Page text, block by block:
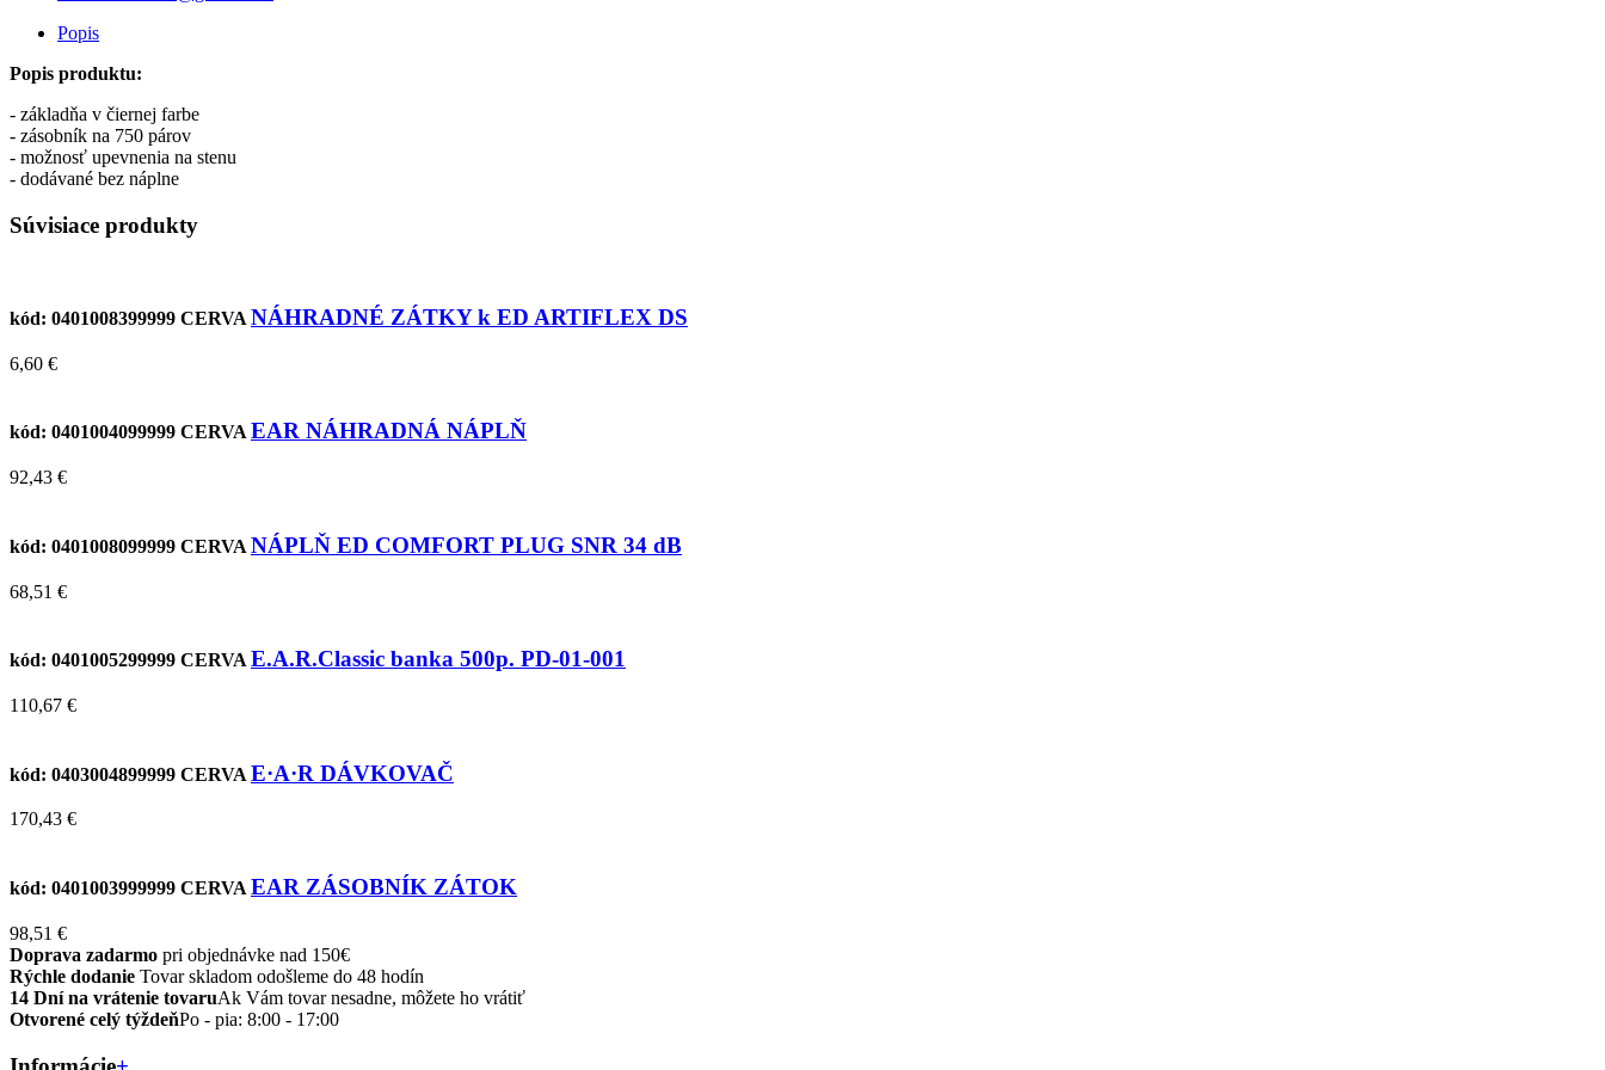
Popis
Popis produktu:
- základňa v čiernej farbe
- zásobník na 750 párov
- možnosť upevnenia na stenu
- dodávané bez náplne
Súvisiace produkty
kód: 0401008399999 CERVA NÁHRADNÉ ZÁTKY k ED ARTIFLEX DS
6,60 €
kód: 0401004099999 CERVA EAR NÁHRADNÁ NÁPLŇ
92,43 €
kód: 0401008099999 CERVA NÁPLŇ ED COMFORT PLUG SNR 34 dB
68,51 €
kód: 0401005299999 CERVA E.A.R.Classic banka 500p. PD-01-001
110,67 €
kód: 0403004899999 CERVA E·A·R DÁVKOVAČ
170,43 €
kód: 0401003999999 CERVA EAR ZÁSOBNÍK ZÁTOK
98,51 €
Doprava zadarmo pri objednávke nad 150€
Rýchle dodanie Tovar skladom odošleme do 48 hodín
14 Dní na vrátenie tovaruAk Vám tovar nesadne, môžete ho vrátiť
Otvorené celý týždeňPo - pia: 8:00 - 17:00